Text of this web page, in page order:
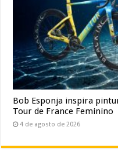
Bob Esponja inspira
Tour de France Feminino
4 de agosto de 2026